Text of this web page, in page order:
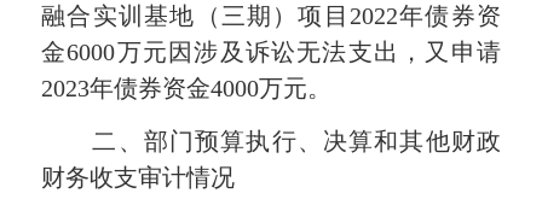
融合实训基地（三期）项目2022年债券资
金6000万元因涉及诉讼无法支出，又申请
2023年债券资金4000万元。
二、部门预算执行、决算和其他财政
财务收支审计情况